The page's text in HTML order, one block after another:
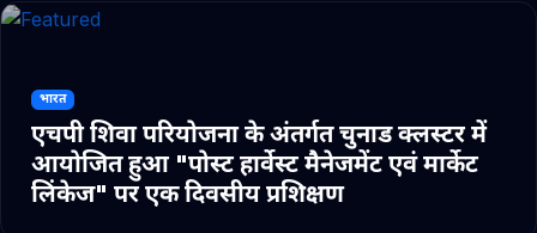
भारत
एचपी शिवा परियोजना के अंतर्गत चुनाड क्लस्टर में
आयोजित हुआ "पोस्ट हार्वेस्ट मैनेजमेंट एवं मार्केट
लिंकेज" पर एक दिवसीय प्रशिक्षण